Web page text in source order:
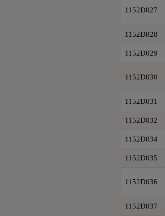
1152D027
1152D028
1152D029
1152D030
1152D031
1152D032
1152D034
1152D035
1152D036
1152D037